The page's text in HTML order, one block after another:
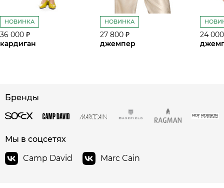
НОВИНКА
36 000 ₽
кардиган
НОВИНКА
27 800 ₽
джемпер
24
Бренды
Мы в соцсетях
Camp David
Marc Cain